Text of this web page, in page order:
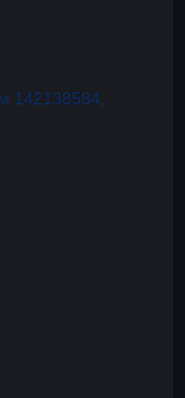
142138584,